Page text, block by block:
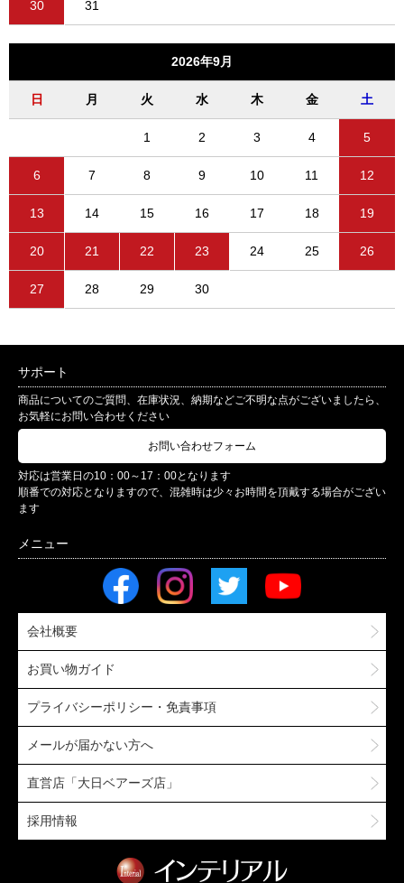
30 31
2026年9月
日 月 火 水 木 金 土
1 2 3 4 5
6 7 8 9 10 11 12
13 14 15 16 17 18 19
20 21 22 23 24 25 26
27 28 29 30
サポート
商品についてのご質問、在庫状況、納期などご不明な点がございましたら、
お気軽にお問い合わせください
お問い合わせフォーム
対応は営業日の10：00～17：00となります
順番での対応となりますので、混雑時は少々お時間を頂戴する場合がござい
ます
会社概要
お買い物ガイド
プライバシーポリシー・免責事項
メールが届かない方へ
直営店「大日ベアーズ店」
採用情報